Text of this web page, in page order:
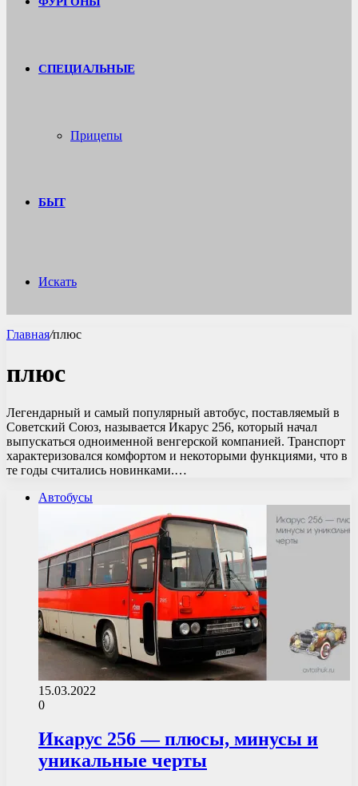
СПЕЦИАЛЬНЫЕ
Прицепы
БЫТ
Искать
Главная/плюс
плюс
Легендарный и самый популярный автобус, поставляемый в
Советский Союз, называется Икарус 256, который начал
выпускаться одноименной венгерской компанией. Транспорт
характеризовался комфортом и некоторыми функциями, что в
те годы считались новинками.…
Автобусы
15.03.2022
0
Икарус 256 — плюсы, минусы и
уникальные черты